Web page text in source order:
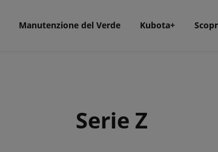
Manutenzione del Verde Kubota+
Serie Z